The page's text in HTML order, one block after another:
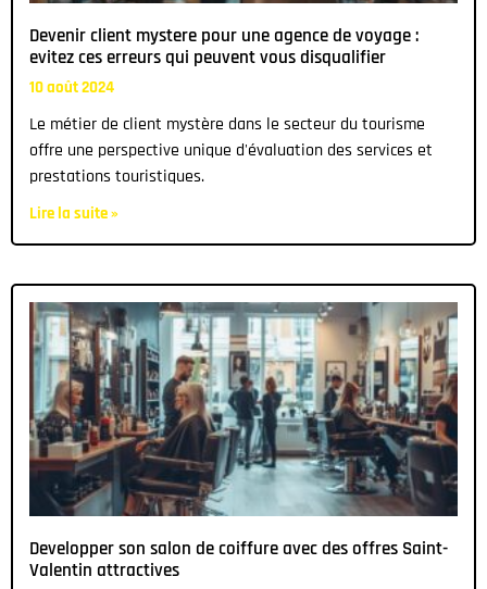
Devenir client mystere pour une agence de voyage :
evitez ces erreurs qui peuvent vous disqualifier
10 août 2024
Le métier de client mystère dans le secteur du tourisme
offre une perspective unique d'évaluation des services et
prestations touristiques.
Lire la suite »
Developper son salon de coiffure avec des offres Saint-
Valentin attractives